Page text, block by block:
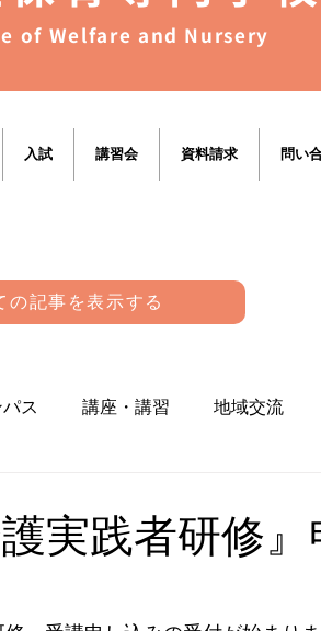
of Welfare and Nursery
入試 講習会 資料請求 問い
の記事を表示する
ス 講座・講習 地域交流
実践者研修』